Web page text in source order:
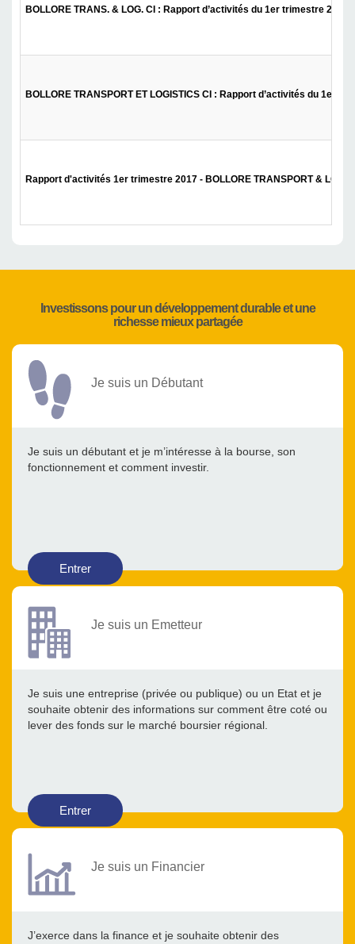
BOLLORE TRANS. & LOG. CI : Rapport d’activités du 1er trimestre 2019
BOLLORE TRANSPORT ET LOGISTICS CI : Rapport d’activités du 1er
Rapport d'activités 1er trimestre 2017 - BOLLORE TRANSPORT &
Investissons pour un développement durable et une
richesse mieux partagée
Je suis un Débutant
Je suis un débutant et je m’intéresse à la bourse, son
fonctionnement et comment investir.
Entrer
Je suis un Emetteur
Je suis une entreprise (privée ou publique) ou un Etat et je
souhaite obtenir des informations sur comment être coté ou
lever des fonds sur le marché boursier régional.
Entrer
Je suis un Financier
J’exerce dans la finance et je souhaite obtenir des